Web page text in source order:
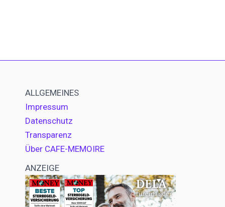
ALLGEMEINES
Impressum
Datenschutz
Transparenz
Über CAFE-MEMOIRE
ANZEIGE